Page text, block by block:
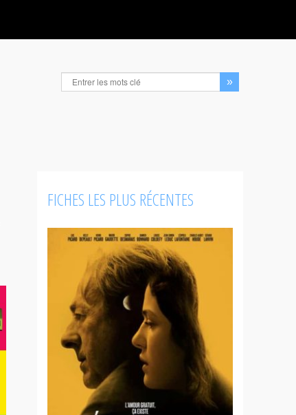
FICHES LES PLUS RÉCENTES